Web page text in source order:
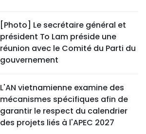
[Photo] Le secrétaire général et
président To Lam préside une
réunion avec le Comité du Parti du
gouvernement
L'AN vietnamienne examine des
mécanismes spécifiques afin de
garantir le respect du calendrier
des projets liés à l'APEC 2027